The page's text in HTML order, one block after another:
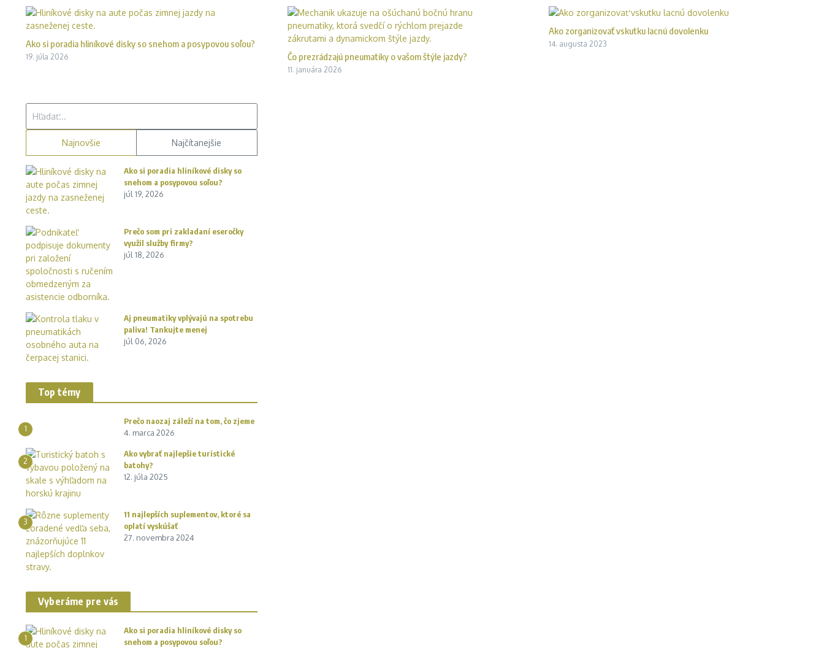
Ako si poradia hliníkové disky so snehom a posypovou soľou?
19. júla 2026 Čo prezrádzajú pneumatiky o vašom štýle jazdy?
11. januára 2026
Ako zorganizovať vskutku lacnú dovolenku
14. augusta 2023
Najnovšie Najčítanejšie
Ako si poradia hliníkové disky so
snehom a posypovou soľou?
júl 19, 2026
Prečo som pri zakladaní eseročky
využil služby firmy?
júl 18, 2026
Aj pneumatiky vplývajú na spotrebu
paliva! Tankujte menej
júl 06, 2026
Top témy
1
Prečo naozaj záleží na tom, čo zjeme
4. marca 2026
2
Ako vybrať najlepšie turistické
batohy?
12. júla 2025
3
11 najlepších suplementov, ktoré sa
oplatí vyskúšať
27. novembra 2024
Vyberáme pre vás
1
Ako si poradia hliníkové disky so
snehom a posypovou soľou?